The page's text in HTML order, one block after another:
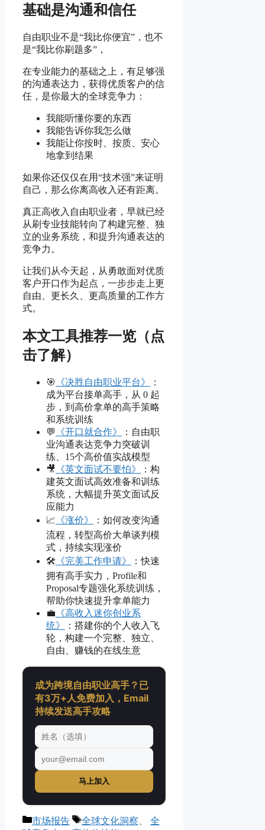
基础是沟通和信任
自由职业不是“我比你便宜”，也不
是“我比你刷题多”，
在专业能力的基础之上，有足够强
的沟通表达力，获得优质客户的信
任，是你最大的全球竞争力：
我能听懂你要的东西
我能告诉你我怎么做
我能让你按时、按质、安心
地拿到结果
如果你还仅仅在用“技术强”来证明
自己，那么你离高收入还有距离。
真正高收入自由职业者，早就已经
从刷专业技能转向了构建完整、独
立的业务系统，和提升沟通表达的
竞争力。
让我们从今天起，从勇敢面对优质
客户开口作为起点，一步步走上更
自由、更长久、更高质量的工作方
式。
本文工具推荐一览（点
击了解）
🎯 《决胜自由职业平台》
：
成为平台接单高手，从 0 起
步，到高价拿单的高手策略
和系统训练
💬
《开口就合作》
：自由职
业沟通表达竞争力突破训
练、15个高价值实战模型
🎥
《英文面试不要怕》
：构
建英文面试高效准备和训练
系统，大幅提升英文面试反
应能力
📈 《涨价》
：如何改变沟通
流程，转型高价大单谈判模
式，持续实现涨价
🛠 《完美工作申请》
：快速
拥有高手实力，Profile和
Proposal专题强化系统训练，
帮助你快速提升拿单能力
💼 《高收入迷你创业系
统》
：搭建你的个人收入飞
轮，构建一个完整、独立、
自由、赚钱的在线生意
成为跨境自由职业高手？已
有3万+人免费加入，Email
持续发送高手攻略
马上加入
分
市场报告
标
全球文化洞察
全